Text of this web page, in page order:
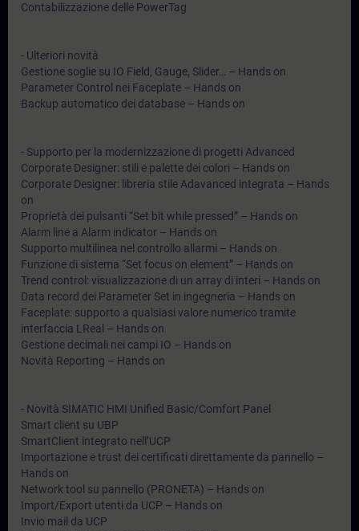
Contabilizzazione delle PowerTag
- Ulteriori novità
Gestione soglie su IO Field, Gauge, Slider… – Hands on
Parameter Control nei Faceplate – Hands on
Backup automatico dei database – Hands on
- Supporto per la modernizzazione di progetti Advanced
Corporate Designer: stili e palette dei colori – Hands on
Corporate Designer: libreria stile Adavanced integrata – Hands
on
Proprietà dei pulsanti “Set bit while pressed” – Hands on
Alarm line a Alarm indicator – Hands on
Supporto multilinea nel controllo allarmi – Hands on
Funzione di sistema “Set focus on element” – Hands on
Trend control: visualizzazione di un array di interi – Hands on
Data record dei Parameter Set in ingegneria – Hands on
Faceplate: supporto a qualsiasi valore numerico tramite
interfaccia LReal – Hands on
Gestione decimali nei campi IO – Hands on
Novità Reporting – Hands on
- Novità SIMATIC HMI Unified Basic/Comfort Panel
Smart client su UBP
SmartClient integrato nell’UCP
Importazione e trust dei certificati direttamente da pannello –
Hands on
Network tool su pannello (PRONETA) – Hands on
Import/Export utenti da UCP – Hands on
Invio mail da UCP